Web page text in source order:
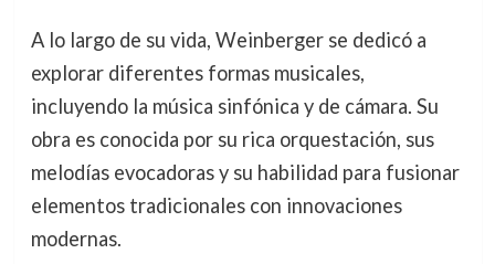
A lo largo de su vida, Weinberger se dedicó a
explorar diferentes formas musicales,
incluyendo la música sinfónica y de cámara. Su
obra es conocida por su rica orquestación, sus
melodías evocadoras y su habilidad para fusionar
elementos tradicionales con innovaciones
modernas.